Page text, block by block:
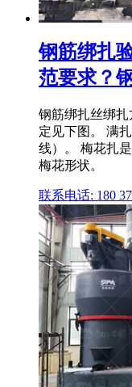
钢筋绑扎
范要求？
钢筋绑扎丝绑
定见下图。 满
线）。 梅花扎
梅花形状。
联系电话: 180